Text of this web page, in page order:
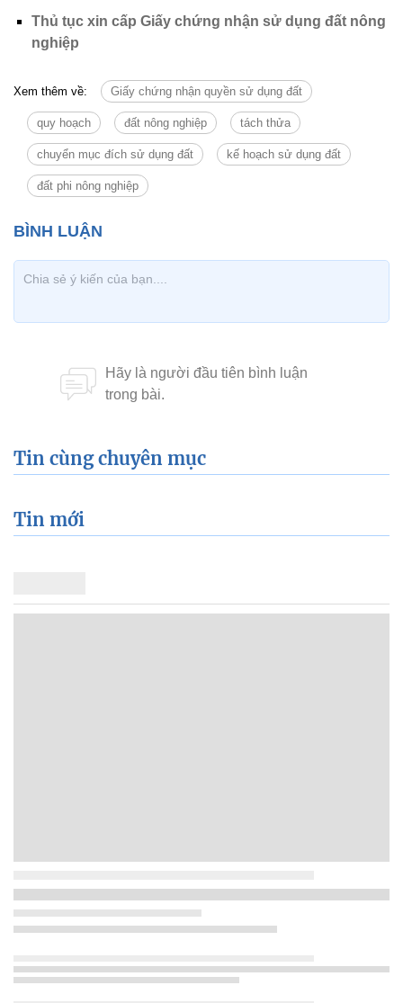
Thủ tục xin cấp Giấy chứng nhận sử dụng đất nông
nghiệp
Xem thêm về: Giấy chứng nhận quyền sử dụng đất
quy hoạch đất nông nghiệp tách thửa
chuyển mục đích sử dụng đất kế hoạch sử dụng đất
đất phi nông nghiệp
Tin cùng chuyên mục
Tin mới